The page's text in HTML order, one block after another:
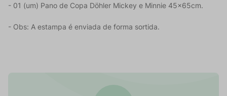
- 01 (um) Pano de Copa Döhler Mickey e Minnie 45x65cm.
- Obs: A estampa é enviada de forma sortida.